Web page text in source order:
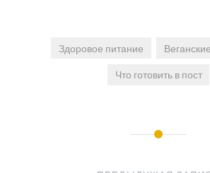
Здоровое питание
Что готовить в пост